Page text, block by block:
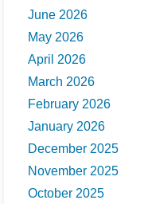
June 2026
May 2026
April 2026
March 2026
February 2026
January 2026
December 2025
November 2025
October 2025